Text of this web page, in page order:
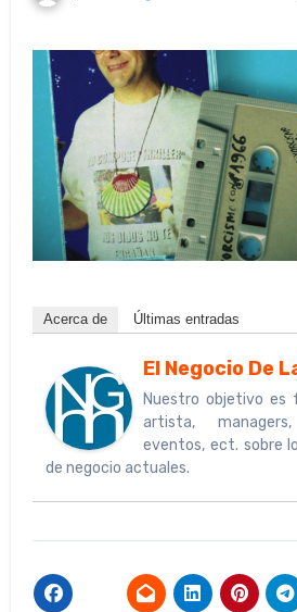
Acerca de Últimas entradas
El Negocio De
Nuestro objetivo es
artista,
eventos, ect. sobre
de negocio actuales.